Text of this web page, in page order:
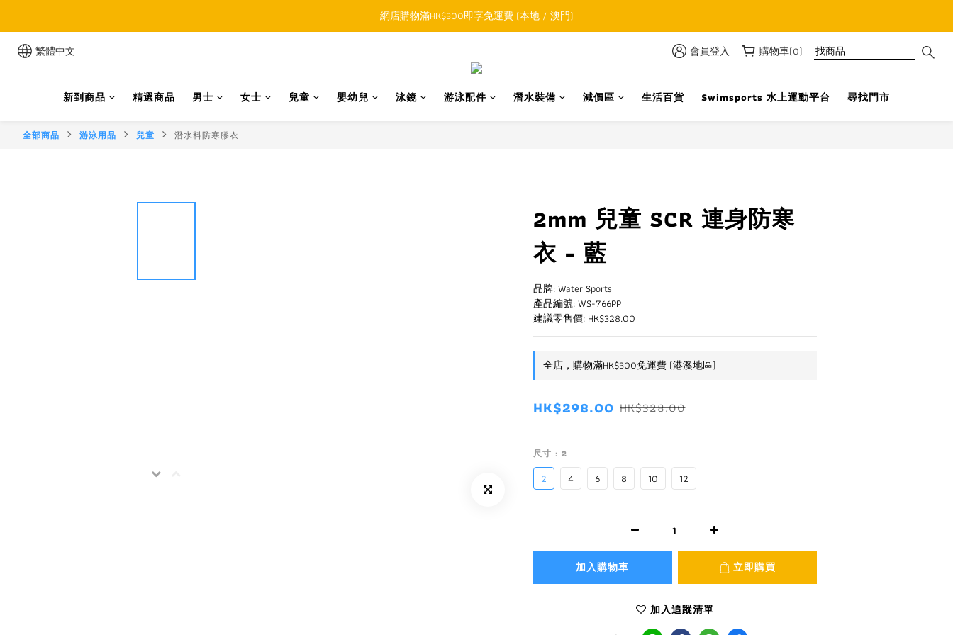
順豐香港SFHK APP取件通知功能將取代SMS短訊
網店購物滿HK$300即享免運費 (本地 / 澳門)
繁體中文 會員登入 購物車(0)
新到商品 精選商品 男士 女士 兒童 嬰幼兒 泳鏡 游泳配件 潛水裝備 減價區 生活百貨 Swimsports 水上運動平台 尋找門市
全部商品 游泳用品 兒童 潛水料防寒膠衣
2mm 兒童 SCR 連身防寒
衣 - 藍
品牌: Water Sports
產品編號: WS-766PP
建議零售價: HK$328.00
全店，購物滿HK$300免運費 (港澳地區)
HK$298.00 HK$328.00
尺寸 : 2
2 4 6 8 10 12
加入購物車 立即購買
加入追蹤清單